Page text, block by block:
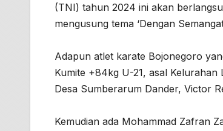
(TNI) tahun 2024 ini akan
mengusung tema ‘Dengan
Adapun atlet karate Bojonegoro
Kumite +84kg U-21, asal
Desa Sumberarum Dander, Victor
Kemudian ada Mohammad Zafran